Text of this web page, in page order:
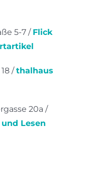
5-7 / Flick
/thalhaus
20a /
Lesen